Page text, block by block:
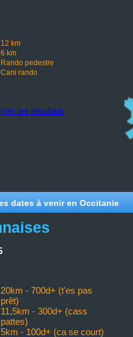
12 km
6 km
Rando pedestre
Cani rando
Voir les résultats
dates à venir en Occitanie
20km - 700d+ (t'es pas
prêt)
11,5km - 300d+ (cass
pattes)
5km - 100d+ (ca se court)